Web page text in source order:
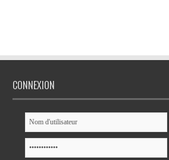
CONNEXION